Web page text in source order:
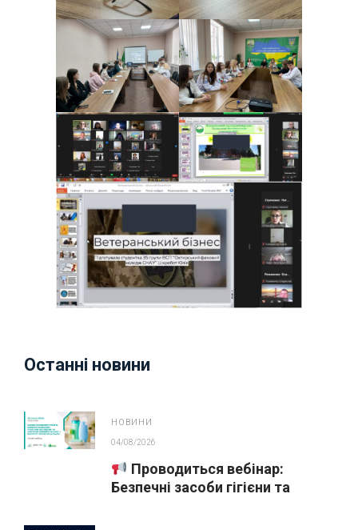
Останні новини
НОВИНИ
04/08/2026
Проводиться вебінар:
Безпечні засоби гігієни та